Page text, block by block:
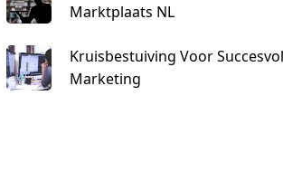
Marktplaats NL
Kruisbestuiving Voor
Marketing